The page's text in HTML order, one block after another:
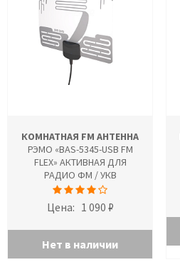
КОМНАТНАЯ FM АНТЕННА
РЭМО «BAS-5345-USB FM
FLEX» АКТИВНАЯ ДЛЯ
РАДИО ФМ / УКВ
Цена: 1 090 ₽
Нет в наличии